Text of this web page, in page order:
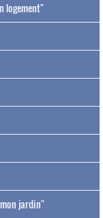
logement"
jardin"